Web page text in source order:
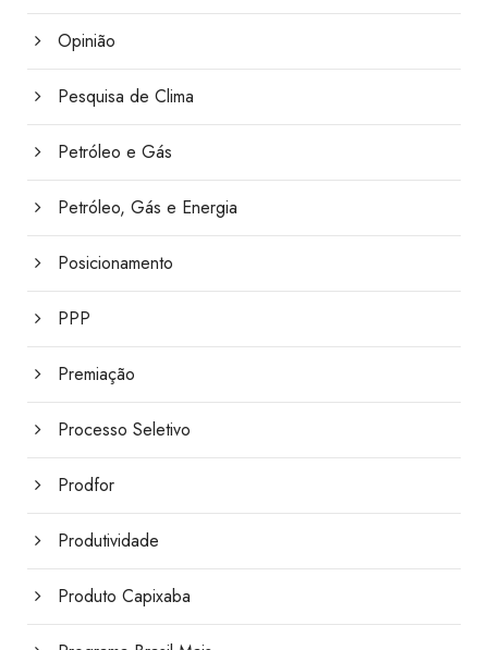
Opinião
Pesquisa de Clima
Petróleo e Gás
Petróleo, Gás e Energia
Posicionamento
PPP
Premiação
Processo Seletivo
Prodfor
Produtividade
Produto Capixaba